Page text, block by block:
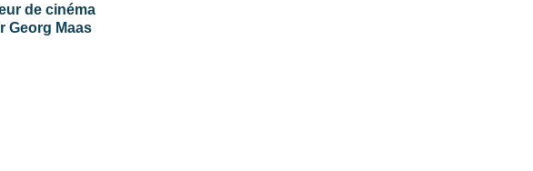
de cinéma
Georg Maas